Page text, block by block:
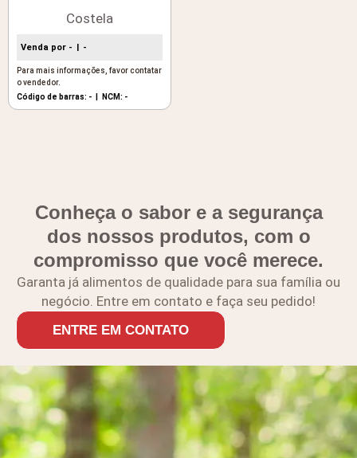
Costela
Venda por - -
Para mais informações, favor contatar
o vendedor.
Código de barras: -
NCM: -
Conheça o sabor e a segurança
dos nossos produtos, com o
compromisso que você merece.
Garanta já alimentos de qualidade para sua família ou
negócio. Entre em contato e faça seu pedido!
ENTRE EM CONTATO